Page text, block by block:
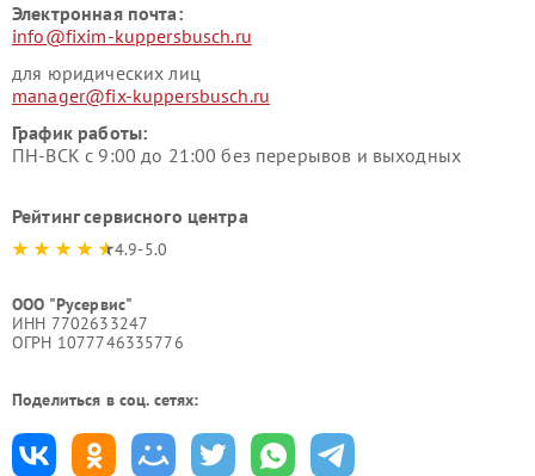
Электронная почта:
info@fixim-kuppersbusch.ru
для юридических лиц
manager@fix-kuppersbusch.ru
График работы:
ПН-ВСК с 9:00 до 21:00 без перерывов и выходных
Рейтинг сервисного центра
4.9-5.0
ООО "Русервис"
ИНН 7702633247
ОГРН 1077746335776
Поделиться в соц. сетях: